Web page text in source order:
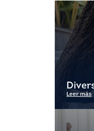
Leer más